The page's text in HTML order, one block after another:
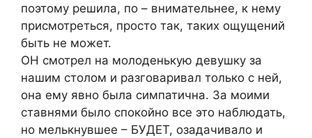
поэтому решила, по – внимательнее, к нему
присмотреться, просто так, таких ощущений
быть не может.
ОН смотрел на молоденькую девушку за
нашим столом и разговаривал только с ней,
она ему явно была симпатична. За моими
ставнями было спокойно все это наблюдать,
но мелькнувшее – БУДЕТ, озадачивало и